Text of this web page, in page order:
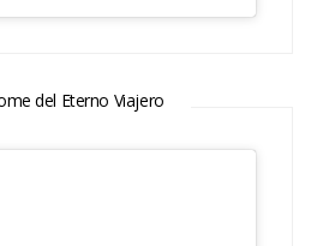
del Eterno Viajero